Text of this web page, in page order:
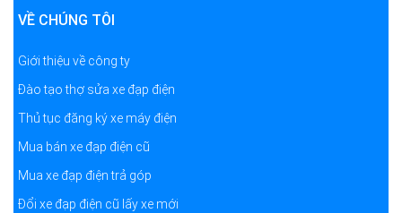
VỀ CHÚNG TÔI
Giới thiệu về công ty
Đào tạo thợ sửa xe đạp điện
Thủ tục đăng ký xe máy điện
Mua bán xe đạp điện cũ
Mua xe đạp điện trả góp
Đổi xe đạp điện cũ lấy xe mới